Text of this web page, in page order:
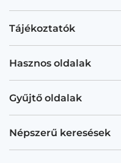
Tájékoztatók
Hasznos oldalak
Gyűjtő oldalak
Népszerű keresések